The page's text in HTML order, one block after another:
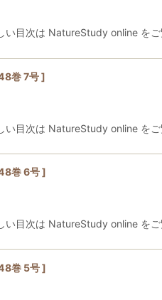
い目次は NatureStudy online
巻 7号 ]
い目次は NatureStudy online
巻 6号 ]
い目次は NatureStudy online
巻 5号 ]